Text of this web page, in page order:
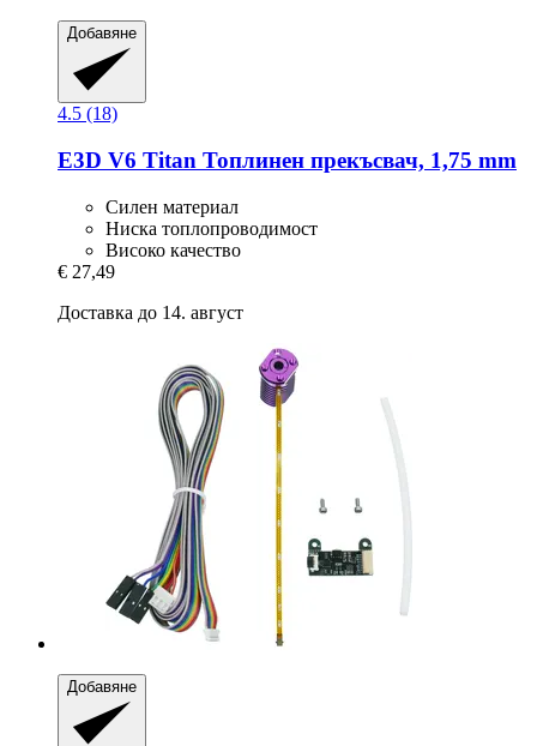
Добавяне
4.5 (18)
E3D V6 Titan Топлинен прекъсвач, 1,75 mm
Силен материал
Ниска топлопроводимост
Високо качество
€ 27,49
Доставка до 14. август
Добавяне